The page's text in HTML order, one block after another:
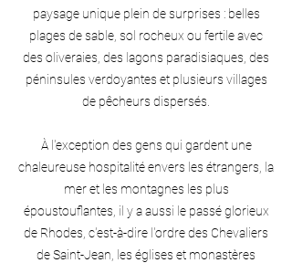
paysage unique plein de surprises : belles
plages de sable, sol rocheux ou fertile avec
des oliveraies, des lagons paradisiaques, des
péninsules verdoyantes et plusieurs villages
de pêcheurs dispersés.
À l'exception des gens qui gardent une
chaleureuse hospitalité envers les étrangers, la
mer et les montagnes les plus
époustouflantes, il y a aussi le passé glorieux
de Rhodes, c'est-à-dire l'ordre des Chevaliers
de Saint-Jean, les églises et monastères